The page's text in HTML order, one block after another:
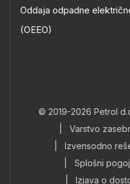
Oddaja odpadne
(OEEO)
© 2019-2026 Petrol
Varstvo
Izvensodno
Splošni
Izjava o